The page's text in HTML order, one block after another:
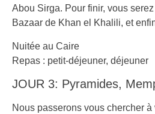
Abou Sirga. Pour finir, vous
Bazaar de Khan el Khalili, et
Nuitée au Caire
Repas : petit-déjeuner, déjeuner
JOUR 3: Pyramides,
Nous passerons vous chercher